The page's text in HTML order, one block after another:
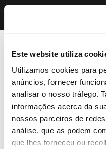
Este website utiliza
Utilizamos cookies para
anúncios, fornecer
analisar o nosso tráfego.
informações acerca da
nossos parceiros de
análise, que as podem
que lhes forneceu ou